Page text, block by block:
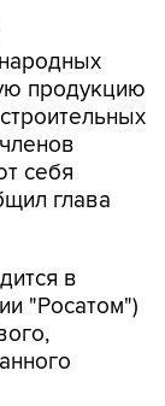
продукцию
себя
глава
в
"Росатом")